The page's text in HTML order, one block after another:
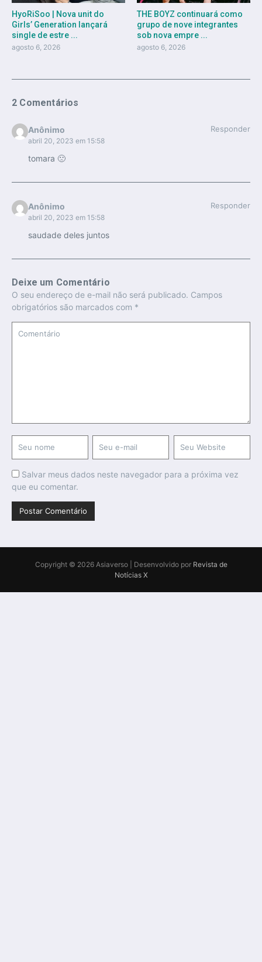
HyoRiSoo | Nova unit do
Girls’ Generation lançará
single de estre ...
agosto 6, 2026
THE BOYZ continuará como
grupo de nove integrantes
sob nova empre ...
agosto 6, 2026
2 Comentários
Anônimo
abril 20, 2023 em 15:58
Responder
tomara 🙁
Anônimo
abril 20, 2023 em 15:58
Responder
saudade deles juntos
Deixe um Comentário
O seu endereço de e-mail não será publicado. Campos
obrigatórios são marcados com *
Salvar meus dados neste navegador para a próxima vez
que eu comentar.
Copyright © 2026 Asiaverso | Desenvolvido por Revista de
Notícias X